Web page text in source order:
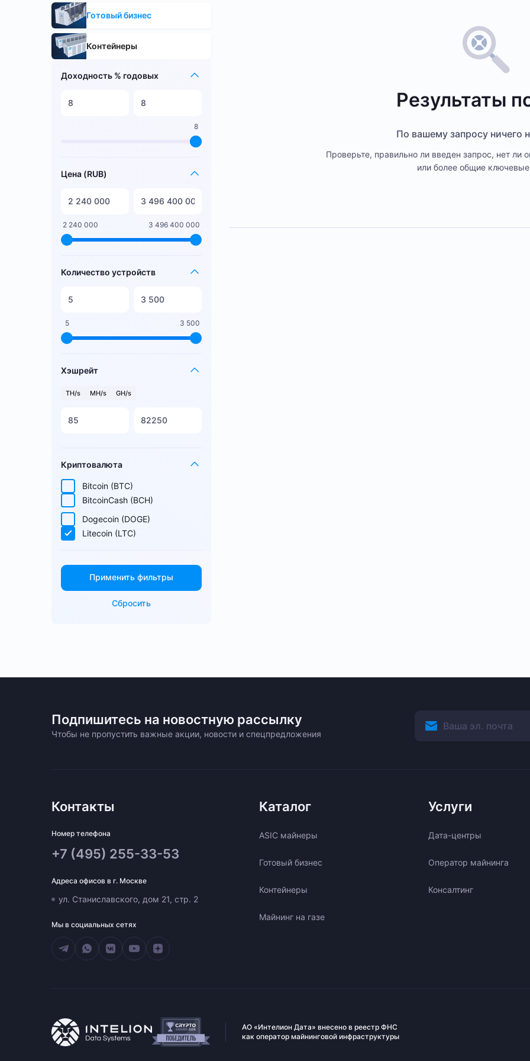
Готовый бизнес
Контейнеры
Доходность % годовых
8
Цена (RUB)
2 240 000 3 496 400 000
Количество устройств
5 3 500
Хэшрейт
TH/s MH/s GH/s
Криптовалюта
Bitcoin (BTC)
BitcoinCash (BCH)
Dogecoin (DOGE)
Litecoin (LTC)
Применить фильтры
Сбросить
Результаты
По вашему запросу ничего
Проверьте, правильно ли введен запрос, нет ли
или более общие ключевые
Подпишитесь на новостную рассылку
Чтобы не пропустить важные акции, новости и спецпредложения
Контакты
Номер телефона
+7 (495) 255-33-53
Адреса офисов в г. Москве
ул. Станиславского, дом 21, стр. 2
Мы в социальных сетях
Каталог
ASIC майнеры
Готовый бизнес
Контейнеры
Майнинг на газе
Услуги
Дата-центры
Оператор майнинга
Консалтинг
АО «Интелион Дата» внесено в реестр ФНС
как оператор майнинговой инфраструктуры